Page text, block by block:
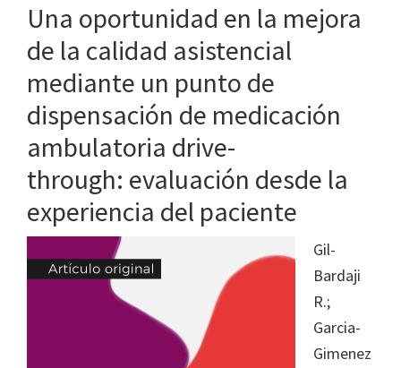
Farmacéuticos
|
Ibero-
latinoamericanos
|
Ibero
Latin
American
Journal
of
Health
Una oportunidad en la mejora
de la calidad asistencial
mediante un punto de
dispensación de medicación
ambulatoria drive-
through: evaluación desde la
experiencia del paciente
Gil-
Bardaji
R.;
Garcia-
Gimenez